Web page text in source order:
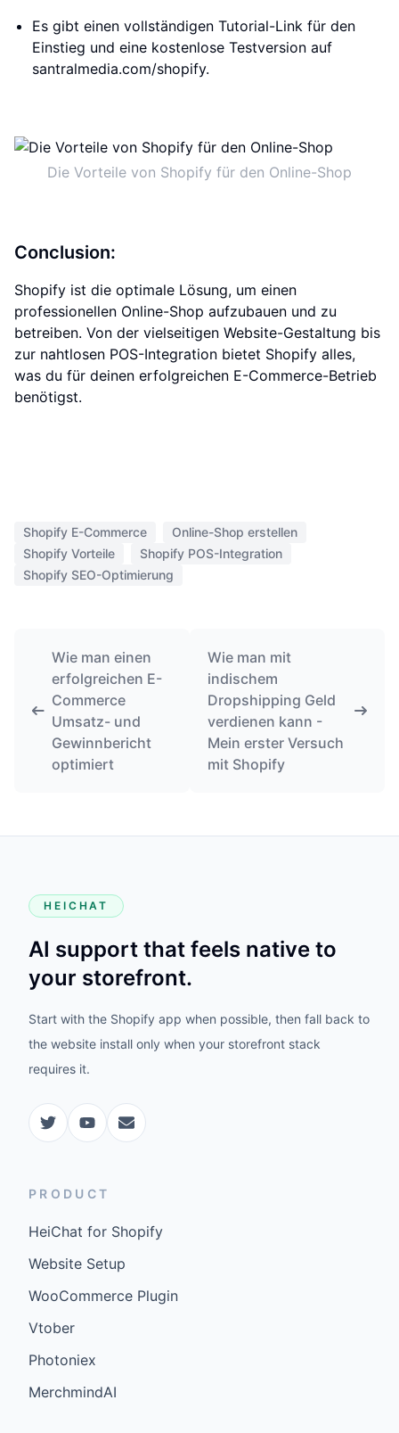
Es gibt einen vollständigen Tutorial-Link für den
Einstieg und eine kostenlose Testversion auf
santralmedia.com/shopify.
Die Vorteile von Shopify für den Online-Shop
Conclusion:
Shopify ist die optimale Lösung, um einen
professionellen Online-Shop aufzubauen und zu
betreiben. Von der vielseitigen Website-Gestaltung bis
zur nahtlosen POS-Integration bietet Shopify alles,
was du für deinen erfolgreichen E-Commerce-Betrieb
benötigst.
Shopify E-Commerce
Online-Shop erstellen
Shopify Vorteile
Shopify POS-Integration
Shopify SEO-Optimierung
Wie man einen
erfolgreichen E-
Commerce
Umsatz- und
Gewinnbericht
optimiert
Wie man mit
indischem
Dropshipping Geld
verdienen kann -
Mein erster Versuch
mit Shopify
HEICHAT
AI support that feels native to
your storefront.
Start with the Shopify app when possible, then fall back to
the website install only when your storefront stack
requires it.
PRODUCT
HeiChat for Shopify
Website Setup
WooCommerce Plugin
Vtober
Photoniex
MerchmindAI